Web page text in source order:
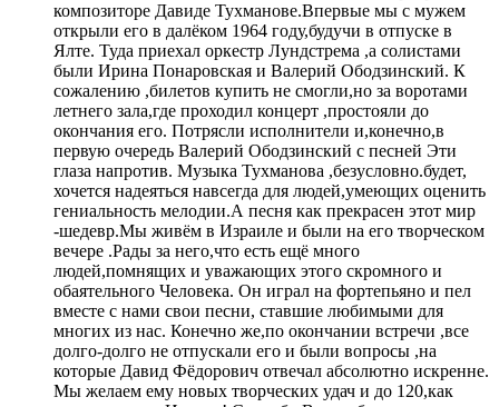
композиторе Давиде Тухманове.Впервые мы с мужем
открыли его в далёком 1964 году,будучи в отпуске в
Ялте. Туда приехал оркестр Лундстрема ,а солистами
были Ирина Понаровская и Валерий Ободзинский. К
сожалению ,билетов купить не смогли,но за воротами
летнего зала,где проходил концерт ,простояли до
окончания его. Потрясли исполнители и,конечно,в
первую очередь Валерий Ободзинский с песней Эти
глаза напротив. Музыка Тухманова ,безусловно.будет,
хочется надеяться навсегда для людей,умеющих оценить
гениальность мелодии.А песня как прекрасен этот мир
-шедевр.Мы живём в Израиле и были на его творческом
вечере .Рады за него,что есть ещё много
людей,помнящих и уважающих этого скромного и
обаятельного Человека. Он играл на фортепьяно и пел
вместе с нами свои песни, ставшие любимыми для
многих из нас. Конечно же,по окончании встречи ,все
долго-долго не отпускали его и были вопросы ,на
которые Давид Фёдорович отвечал абсолютно искренне.
Мы желаем ему новых творческих удач и до 120,как